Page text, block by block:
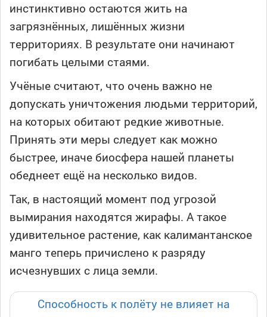
инстинктивно остаются жить на
загрязнённых, лишённых жизни
территориях. В результате они начинают
погибать целыми стаями.
Учёные считают, что очень важно не
допускать уничтожения людьми территорий,
на которых обитают редкие животные.
Принять эти меры следует как можно
быстрее, иначе биосфера нашей планеты
обеднеет ещё на несколько видов.
Так, в настоящий момент под угрозой
вымирания находятся жирафы. А такое
удивительное растение, как калимантанское
манго теперь причислено к разряду
исчезнувших c лица земли.
Способность к полёту не влияет на